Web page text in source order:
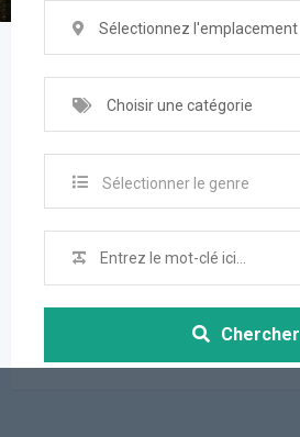
Sélectionnez l'emplacement
Choisir une catégorie
Sélectionner le genre
Chercher